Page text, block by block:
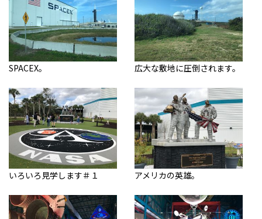
SPACEX。 広大な敷地に圧倒されます。
いろいろ見学します＃１ アメリカの英雄。